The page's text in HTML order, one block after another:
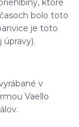
ktoré
bolo toto
je toto
v
Vaello